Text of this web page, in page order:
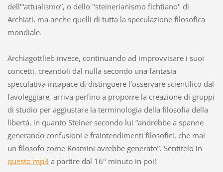
dell’“attualismo”, o dello "steinerianismo fichtiano" di
Archiati, ma anche quelli di tutta la speculazione filosofica
mondiale.
Archiagottlieb invece, continuando ad improvvisare i suoi
concetti, creandoli dal nulla secondo una fantasia
speculativa incapace di distinguere l’osservare scientifico dal
favoleggiare, arriva perfino a proporre la creazione di gruppi
di studio per aggiustare la terminologia della filosofia della
libertà, in quanto Steiner secondo lui “andrebbe a spanne
generando confusioni e fraintendimenti filosofici, che mai
un filosofo come Rosmini avrebbe generato”. Sentitelo in
questo mp3 a partire dal 16° minuto in poi!